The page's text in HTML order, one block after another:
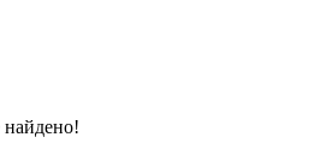
найдено!